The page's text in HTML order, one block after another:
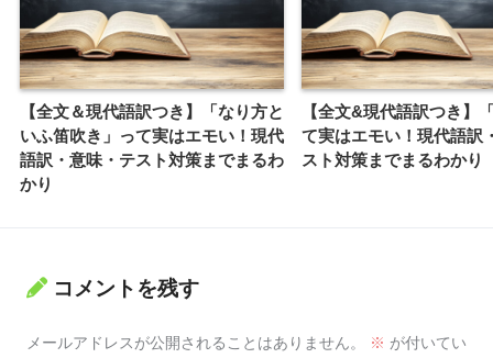
【全文＆現代語訳つき】「なり方と
いふ笛吹き」って実はエモい！現代
語訳・意味・テスト対策までまるわ
かり
【全文&現代語訳つき】
て実はエモい！現代語訳
スト対策までまるわかり
コメントを残す
メールアドレスが公開されることはありません。 ※ が付いてい